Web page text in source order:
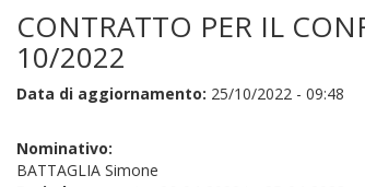
CONTRATTO PER IL
10/2022
Data di aggiornamento: 25/10/2022 - 09:48
Nominativo:
BATTAGLIA Simone